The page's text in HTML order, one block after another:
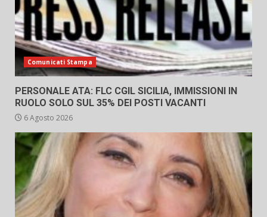
Comunicati Stampa
PERSONALE ATA: FLC CGIL SICILIA, IMMISSIONI IN
RUOLO SOLO SUL 35% DEI POSTI VACANTI
6 Agosto 2026